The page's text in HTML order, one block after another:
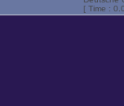
[ Time :